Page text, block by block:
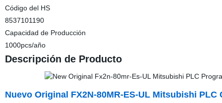
Código del HS
8537101190
Capacidad de Producción
1000pcs/año
Descripción de Producto
Nuevo Original FX2N-80MR-ES-UL Mitsubishi